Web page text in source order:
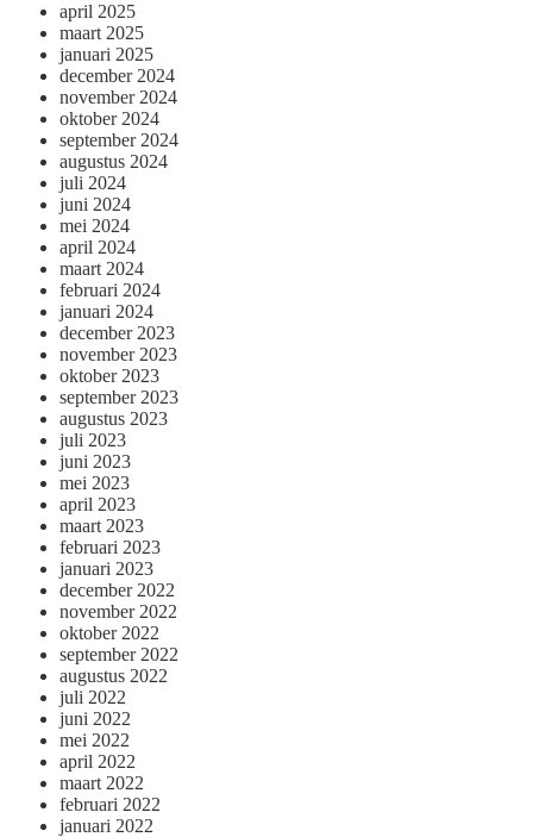
april 2025
maart 2025
januari 2025
december 2024
november 2024
oktober 2024
september 2024
augustus 2024
juli 2024
juni 2024
mei 2024
april 2024
maart 2024
februari 2024
januari 2024
december 2023
november 2023
oktober 2023
september 2023
augustus 2023
juli 2023
juni 2023
mei 2023
april 2023
maart 2023
februari 2023
januari 2023
december 2022
november 2022
oktober 2022
september 2022
augustus 2022
juli 2022
juni 2022
mei 2022
april 2022
maart 2022
februari 2022
januari 2022